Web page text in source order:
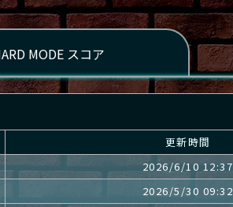
更新時間
2026/6/10 12:37
2026/5/30 09:32